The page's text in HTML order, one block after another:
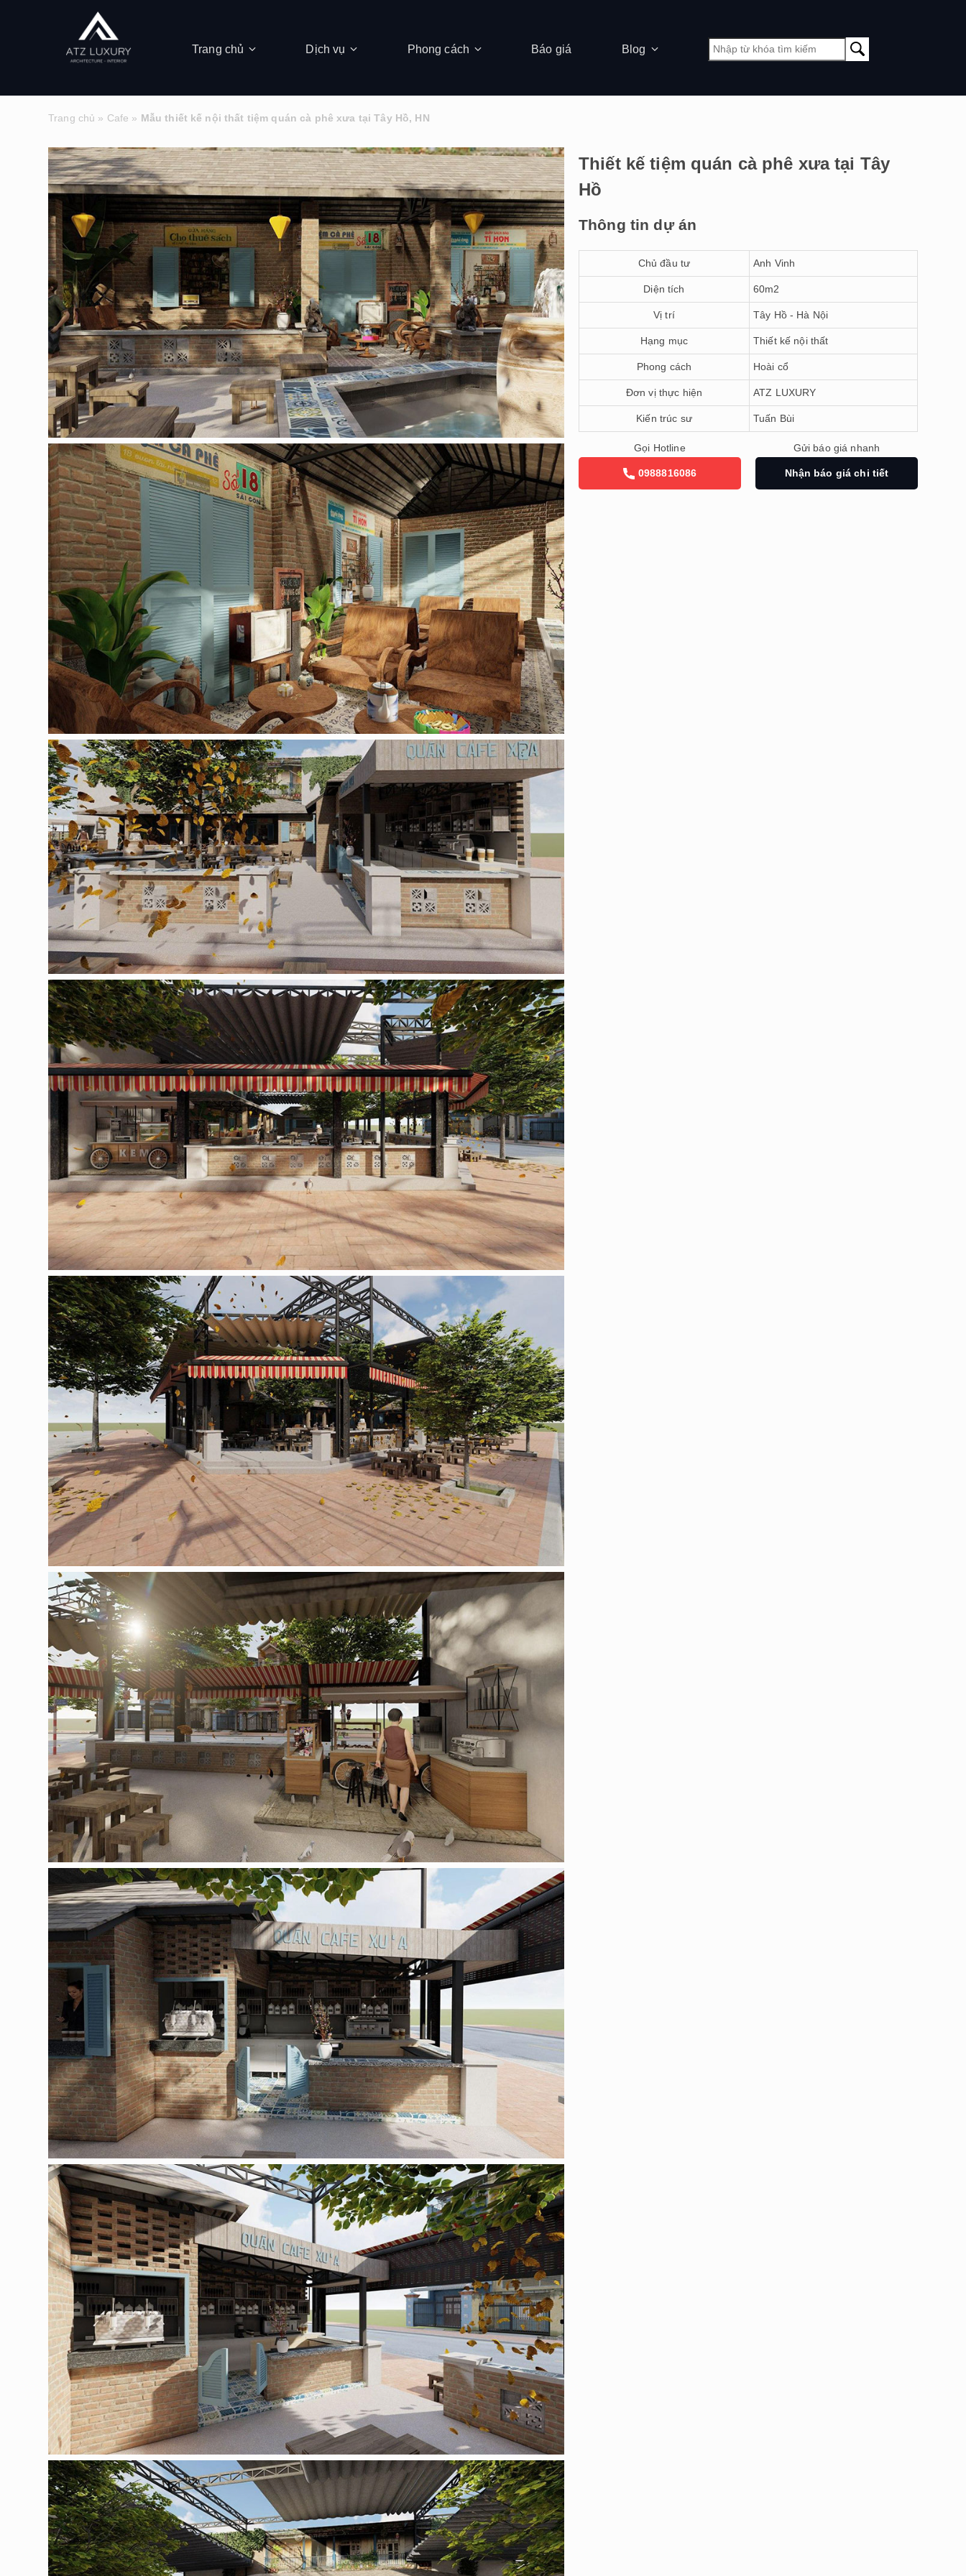
Trang chủ Dịch vụ Phong cách Báo giá Blog
Trang chủ » Cafe » Mẫu thiết kế nội thất tiệm quán cà phê xưa tại Tây Hồ, HN
Thiết kế tiệm quán cà phê xưa tại Tây
Hồ
Thông tin dự án
Chủ đầu tư Anh Vinh
Diện tích 60m2
Vị trí Tây Hồ - Hà Nội
Hạng mục Thiết kế nội thất
Phong cách Hoài cổ
Đơn vị thực hiện ATZ LUXURY
Kiến trúc sư Tuấn Bùi
Gọi Hotline
0988816086
Gửi báo giá nhanh
Nhận báo giá chi tiết